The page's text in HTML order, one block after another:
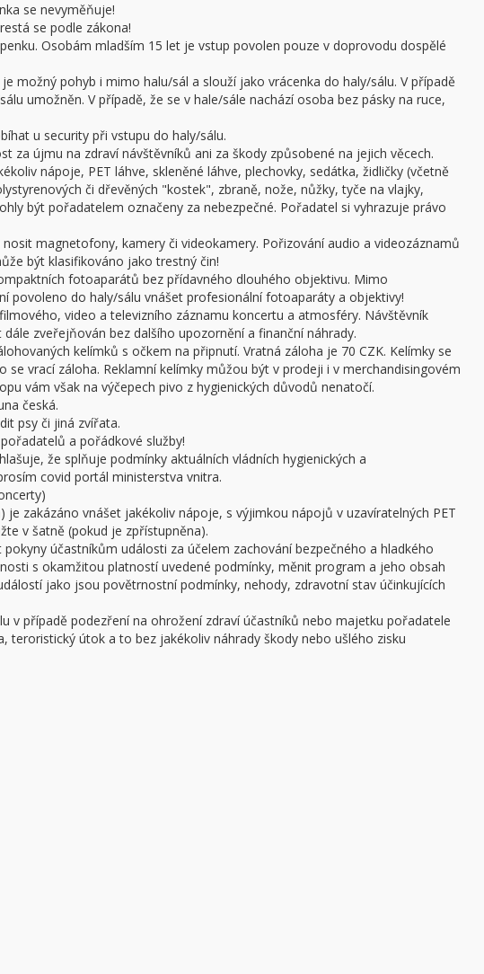
se nevyměňuje!
se podle zákona!
Osobám mladším 15 let je vstup povolen pouze v doprovodu dospělé
možný pohyb i mimo halu/sál a slouží jako vrácenka do haly/sálu. V případě
umožněn. V případě, že se v hale/sále nachází osoba bez pásky na ruce,
u security při vstupu do haly/sálu.
za újmu na zdraví návštěvníků ani za škody způsobené na jejich věcech.
nápoje, PET láhve, skleněné láhve, plechovky, sedátka, židličky (včetně
či dřevěných "kostek", zbraně, nože, nůžky, tyče na vlajky,
být pořadatelem označeny za nebezpečné. Pořadatel si vyhrazuje právo
magnetofony, kamery či videokamery. Pořizování audio a videozáznamů
být klasifikováno jako trestný čin!
fotoaparátů bez přídavného dlouhého objektivu. Mimo
povoleno do haly/sálu vnášet profesionální fotoaparáty a objektivy!
video a televizního záznamu koncertu a atmosféry. Návštěvník
zveřejňován bez dalšího upozornění a finanční náhrady.
kelímků s očkem na připnutí. Vratná záloha je 70 CZK. Kelímky se
se vrací záloha. Reklamní kelímky můžou být v prodeji i v merchandisingovém
vám však na výčepech pivo z hygienických důvodů nenatočí.
česká.
psy či jiná zvířata.
a pořádkové služby!
že splňuje podmínky aktuálních vládních hygienických a
covid portál ministerstva vnitra.
je zakázáno vnášet jakékoliv nápoje, s výjimkou nápojů v uzavíratelných PET
v šatně (pokud je zpřístupněna).
účastníkům události za účelem zachování bezpečného a hladkého
s okamžitou platností uvedené podmínky, měnit program a jeho obsah
jako jsou povětrnostní podmínky, nehody, zdravotní stav účinkujících
v případě podezření na ohrožení zdraví účastníků nebo majetku pořadatele
teroristický útok a to bez jakékoliv náhrady škody nebo ušlého zisku